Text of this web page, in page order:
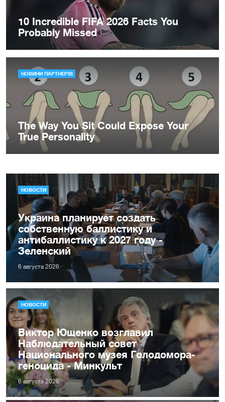
НОВОСТИ
Украина планирует создать
собственную баллистику и
антибаллистику к 2027 году -
Зеленский
6 августа 2026
НОВОСТИ
Виктор Ющенко возглавил
Наблюдательный совет
Национального музея Голодомора-
геноцида - Минкульт
6 августа 2026